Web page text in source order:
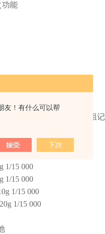
友！有什么可以帮
功能
行打印机；
钢秤盘
段重量警示，并具有一组
15 000
15 000
1/15 000
1/15 000